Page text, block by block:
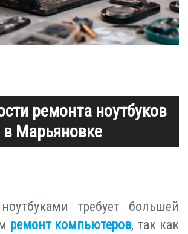
ремонта ноутбуков
в Марьяновке
требует большей
ремонт компьютеров, так как